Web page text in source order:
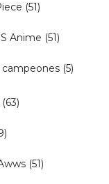
(51)
Anime (51)
campeones (5)
(63)
(51)